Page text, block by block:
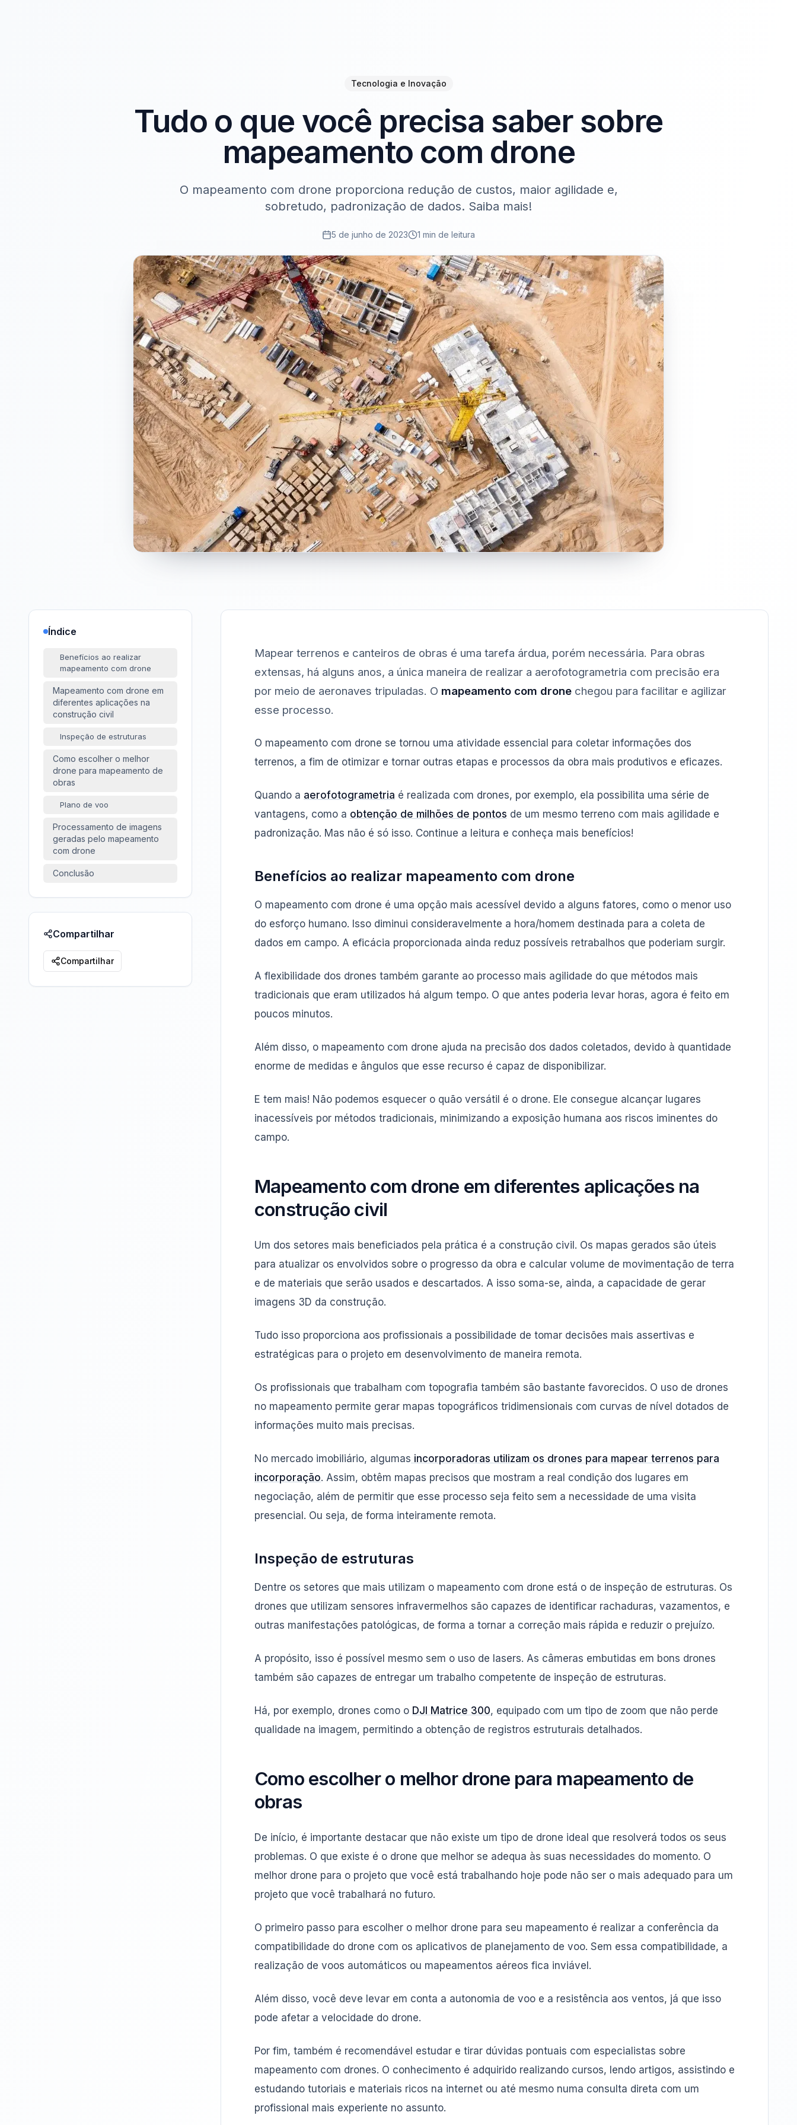
Tecnologia e Inovação
Tudo o que você precisa saber sobre
mapeamento com drone
O mapeamento com drone proporciona redução de custos, maior agilidade e,
sobretudo, padronização de dados. Saiba mais!
5 de junho de 2023 1 min de leitura
Índice
Benefícios ao realizar
mapeamento com drone
Mapeamento com drone em
diferentes aplicações na
construção civil
Inspeção de estruturas
Como escolher o melhor
drone para mapeamento de
obras
Plano de voo
Processamento de imagens
geradas pelo mapeamento
com drone
Conclusão
Compartilhar
Compartilhar
Mapear terrenos e canteiros de obras é uma tarefa árdua, porém necessária. Para obras
extensas, há alguns anos, a única maneira de realizar a aerofotogrametria com precisão era
por meio de aeronaves tripuladas. O mapeamento com drone chegou para facilitar e agilizar
esse processo.
O mapeamento com drone se tornou uma atividade essencial para coletar informações dos
terrenos, a fim de otimizar e tornar outras etapas e processos da obra mais produtivos e eficazes.
Quando a aerofotogrametria é realizada com drones, por exemplo, ela possibilita uma série de
vantagens, como a obtenção de milhões de pontos de um mesmo terreno com mais agilidade e
padronização. Mas não é só isso. Continue a leitura e conheça mais benefícios!
Benefícios ao realizar mapeamento com drone
O mapeamento com drone é uma opção mais acessível devido a alguns fatores, como o menor uso
do esforço humano. Isso diminui consideravelmente a hora/homem destinada para a coleta de
dados em campo. A eficácia proporcionada ainda reduz possíveis retrabalhos que poderiam surgir.
A flexibilidade dos drones também garante ao processo mais agilidade do que métodos mais
tradicionais que eram utilizados há algum tempo. O que antes poderia levar horas, agora é feito em
poucos minutos.
Além disso, o mapeamento com drone ajuda na precisão dos dados coletados, devido à quantidade
enorme de medidas e ângulos que esse recurso é capaz de disponibilizar.
E tem mais! Não podemos esquecer o quão versátil é o drone. Ele consegue alcançar lugares
inacessíveis por métodos tradicionais, minimizando a exposição humana aos riscos iminentes do
campo.
Mapeamento com drone em diferentes aplicações na
construção civil
Um dos setores mais beneficiados pela prática é a construção civil. Os mapas gerados são úteis
para atualizar os envolvidos sobre o progresso da obra e calcular volume de movimentação de terra
e de materiais que serão usados e descartados. A isso soma-se, ainda, a capacidade de gerar
imagens 3D da construção.
Tudo isso proporciona aos profissionais a possibilidade de tomar decisões mais assertivas e
estratégicas para o projeto em desenvolvimento de maneira remota.
Os profissionais que trabalham com topografia também são bastante favorecidos. O uso de drones
no mapeamento permite gerar mapas topográficos tridimensionais com curvas de nível dotados de
informações muito mais precisas.
No mercado imobiliário, algumas incorporadoras utilizam os drones para mapear terrenos para
incorporação. Assim, obtêm mapas precisos que mostram a real condição dos lugares em
negociação, além de permitir que esse processo seja feito sem a necessidade de uma visita
presencial. Ou seja, de forma inteiramente remota.
Inspeção de estruturas
Dentre os setores que mais utilizam o mapeamento com drone está o de inspeção de estruturas. Os
drones que utilizam sensores infravermelhos são capazes de identificar rachaduras, vazamentos, e
outras manifestações patológicas, de forma a tornar a correção mais rápida e reduzir o prejuízo.
A propósito, isso é possível mesmo sem o uso de lasers. As câmeras embutidas em bons drones
também são capazes de entregar um trabalho competente de inspeção de estruturas.
Há, por exemplo, drones como o DJI Matrice 300, equipado com um tipo de zoom que não perde
qualidade na imagem, permitindo a obtenção de registros estruturais detalhados.
Como escolher o melhor drone para mapeamento de
obras
De início, é importante destacar que não existe um tipo de drone ideal que resolverá todos os seus
problemas. O que existe é o drone que melhor se adequa às suas necessidades do momento. O
melhor drone para o projeto que você está trabalhando hoje pode não ser o mais adequado para um
projeto que você trabalhará no futuro.
O primeiro passo para escolher o melhor drone para seu mapeamento é realizar a conferência da
compatibilidade do drone com os aplicativos de planejamento de voo. Sem essa compatibilidade, a
realização de voos automáticos ou mapeamentos aéreos fica inviável.
Além disso, você deve levar em conta a autonomia de voo e a resistência aos ventos, já que isso
pode afetar a velocidade do drone.
Por fim, também é recomendável estudar e tirar dúvidas pontuais com especialistas sobre
mapeamento com drones. O conhecimento é adquirido realizando cursos, lendo artigos, assistindo e
estudando tutoriais e materiais ricos na internet ou até mesmo numa consulta direta com um
profissional mais experiente no assunto.